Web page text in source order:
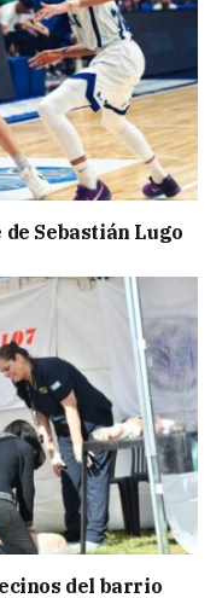
Sebastián Lugo
del barrio